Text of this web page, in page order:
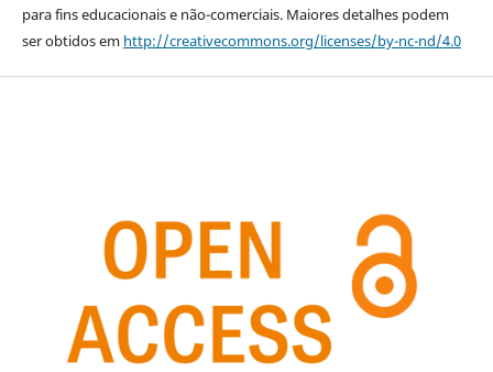
para fins educacionais e não-comerciais. Maiores detalhes podem
ser obtidos em http://creativecommons.org/licenses/by-nc-nd/4.0